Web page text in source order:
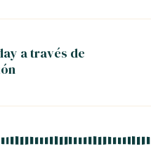
a través de